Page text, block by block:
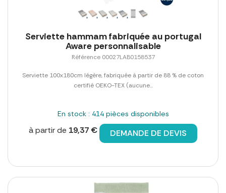
Serviette hammam fabriquée au portugal
Aware personnalisable
Référence 00027LAB0158537
Serviette 100x180cm légère, fabriquée à partir de 88 % de coton
certifié OEKO-TEX (aucune...
En stock : 414 pièces disponibles
à partir de 19,37 € DEMANDE DE DEVIS